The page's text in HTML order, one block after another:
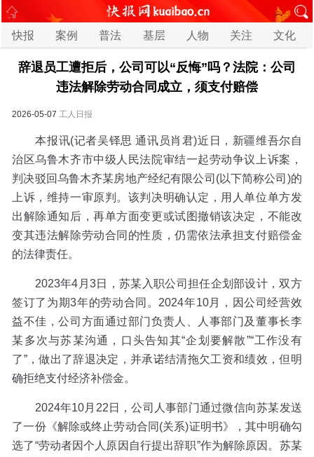
快报 案例 普法 基层 人物 关注 文化
辞退员工遭拒后，公司可以“反悔”吗？法院：公司
违法解除劳动合同成立，须支付赔偿
2026-05-07 工人日报
本报讯(记者吴铎思 通讯员肖君)近日，新疆维吾尔自
治区乌鲁木齐市中级人民法院审结一起劳动争议上诉案，
判决驳回乌鲁木齐某房地产经纪有限公司(以下简称公司)的
上诉，维持一审原判。该判决明确认定，用人单位单方发
出解除通知后，再单方面变更或试图撤销该决定，不能改
变其违法解除劳动合同的性质，仍需依法承担支付赔偿金
的法律责任。
2023年4月3日，苏某入职公司担任企划部设计，双方
签订了为期3年的劳动合同。2024年10月，因公司经营效
益不佳，公司方面通过部门负责人、人事部门及董事长李
某多次与苏某沟通，口头告知其“企划要解散”“工作没有
了”，做出了辞退决定，并承诺结清拖欠工资和绩效，但明
确拒绝支付经济补偿金。
2024年10月22日，公司人事部门通过微信向苏某发送
了一份《解除或终止劳动合同(关系)证明书》，其中明确勾
选了“劳动者因个人原因自行提出辞职”作为解除原因。苏某